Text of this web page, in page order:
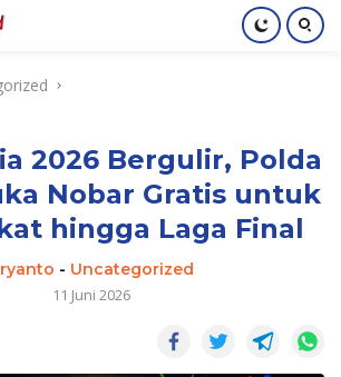
2026 Bergulir, Polda
Nobar Gratis untuk
hingga Laga Final
- Uncategorized
11 Juni 2026